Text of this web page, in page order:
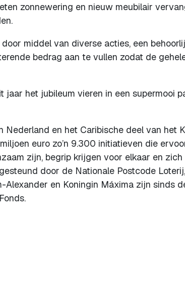
zonnewering en nieuw meubilair
middel van diverse acties, een
bedrag aan te vullen zodat de
het jubileum vieren in een supermooi
Nederland en het Caribische deel van het
euro zo’n 9.300 initiatieven die
zijn, begrip krijgen voor elkaar en zich
door de Nationale Postcode
Alexander en Koningin Máxima zijn sinds